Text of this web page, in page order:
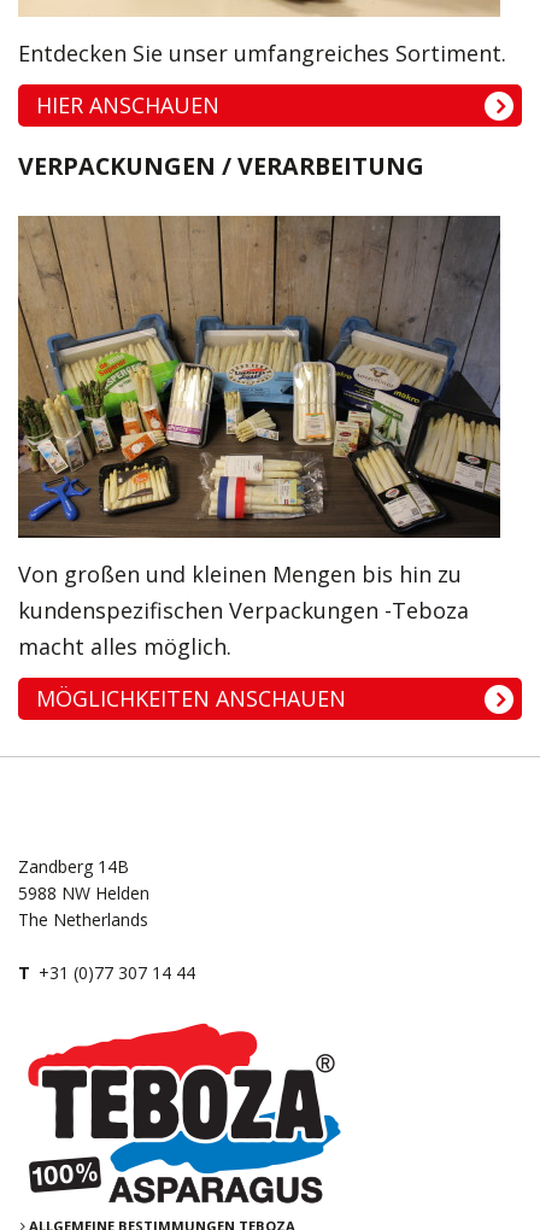
Entdecken Sie unser umfangreiches Sortiment.
HIER ANSCHAUEN
VERPACKUNGEN / VERARBEITUNG
Von großen und kleinen Mengen bis hin zu
kundenspezifischen Verpackungen -Teboza
macht alles möglich.
MÖGLICHKEITEN ANSCHAUEN
Zandberg 14B
5988 NW Helden
The Netherlands
T +31 (0)77 307 14 44
ALLGEMEINE BESTIMMUNGEN TEBOZA